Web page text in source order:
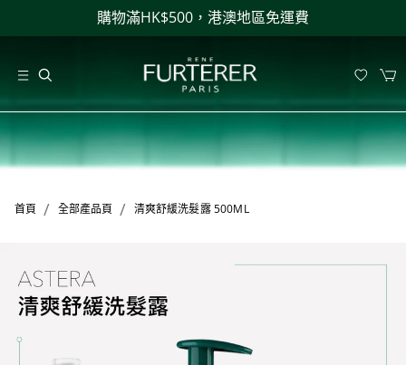
購物滿HK$500，港澳地區免運費
首頁 / 全部產品頁 / 清爽舒緩洗髮露 500ML